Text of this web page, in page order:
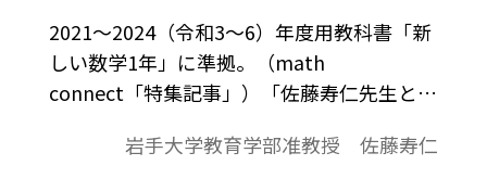
2021～2024（令和3～6）年度用教科書「新
しい数学1年」に準拠。（math
connect「特集記事」）「佐藤寿仁先生と考
書の使い方などについて、連載していきま
岩手大学教育学部准教授 佐藤寿仁